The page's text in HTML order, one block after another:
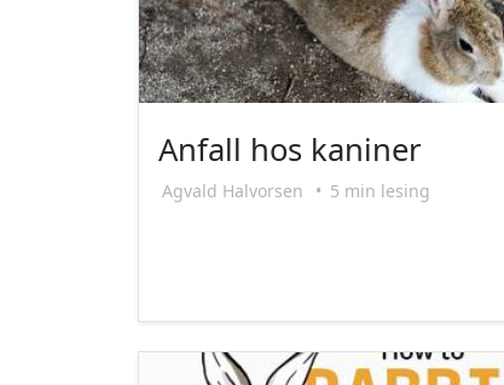
Anfall hos kaniner
Agvald Halvorsen • 5 min lesing